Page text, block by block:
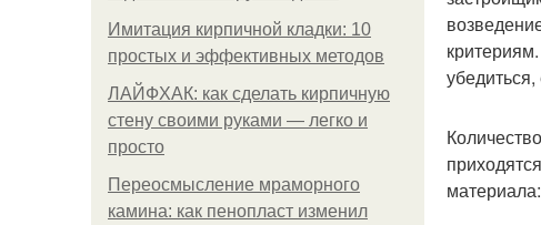
Имитация кирпичной кладки: 10
простых и эффективных методов
ЛАЙФХАК: как сделать кирпичную
стену своими руками — легко и
просто
Переосмысление мраморного
камина: как пенопласт изменил
материала: